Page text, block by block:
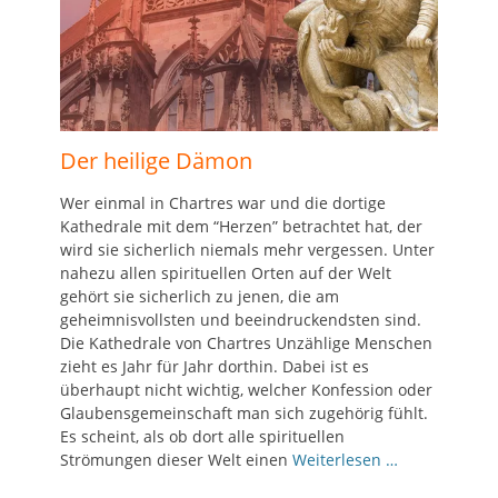
Der heilige Dämon
Wer einmal in Chartres war und die dortige
Kathedrale mit dem “Herzen” betrachtet hat, der
wird sie sicherlich niemals mehr vergessen. Unter
nahezu allen spirituellen Orten auf der Welt
gehört sie sicherlich zu jenen, die am
geheimnisvollsten und beeindruckendsten sind.
Die Kathedrale von Chartres Unzählige Menschen
zieht es Jahr für Jahr dorthin. Dabei ist es
überhaupt nicht wichtig, welcher Konfession oder
Glaubensgemeinschaft man sich zugehörig fühlt.
Es scheint, als ob dort alle spirituellen
Strömungen dieser Welt einen Weiterlesen …